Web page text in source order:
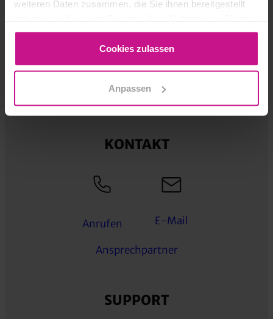
weiteren Daten zusammen, die Sie ihnen bereitgestellt
gesammelt haben.
Cookies zulassen
Anpassen
Facebook
Instagram
YouTube
WESTCAM NEWS
KONTAKT
Anrufen E-Mail
Ansprechpartner
SUPPORT